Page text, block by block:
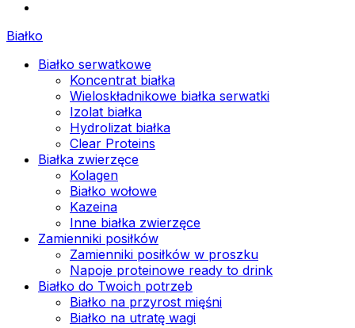
Białko
Białko serwatkowe
Koncentrat białka
Wieloskładnikowe białka serwatki
Izolat białka
Hydrolizat białka
Clear Proteins
Białka zwierzęce
Kolagen
Białko wołowe
Kazeina
Inne białka zwierzęce
Zamienniki posiłków
Zamienniki posiłków w proszku
Napoje proteinowe ready to drink
Białko do Twoich potrzeb
Białko na przyrost mięśni
Białko na utratę wagi